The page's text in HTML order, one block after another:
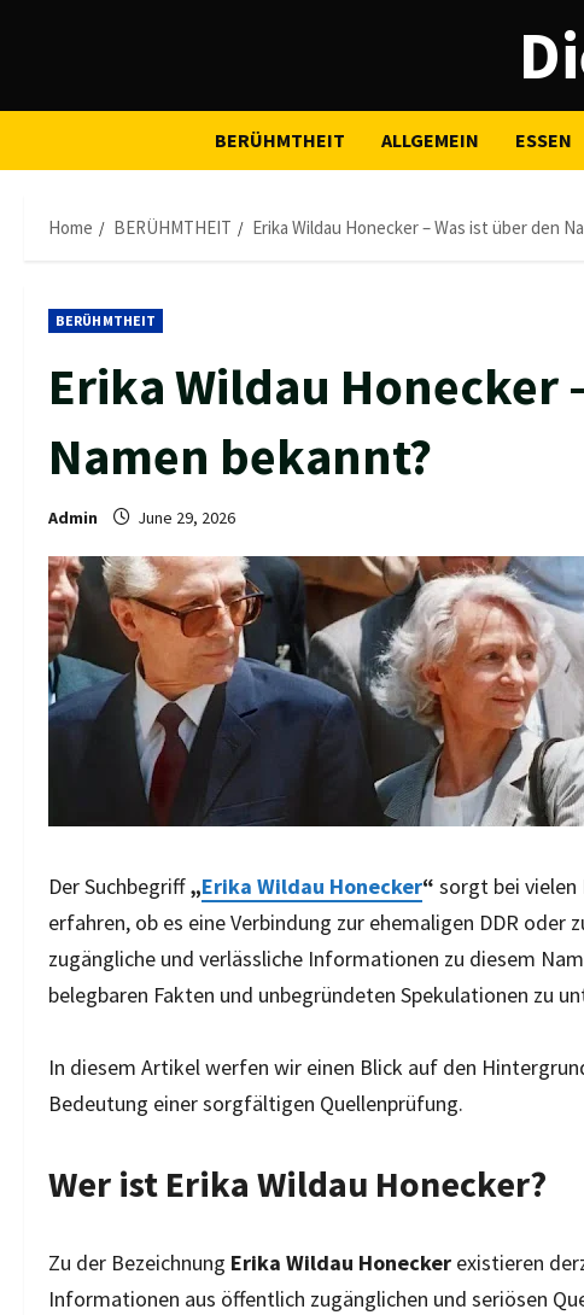
BERÜHMTHEIT ALLGEMEIN ESSEN
Home BERÜHMTHEIT Erika Wildau Honecker – Was ist über den
BERÜHMTHEIT
Erika Wildau Honecker
Namen bekannt?
Admin June 29, 2026
Der Suchbegriff„Erika Wildau Honecker“ sorgt bei
erfahren, ob es eine Verbindung zur ehemaligen DDR
zugängliche und verlässliche Informationen zu diesem
belegbaren Fakten und unbegründeten Spekulationen zu
In diesem Artikel werfen wir einen Blick auf den
Bedeutung einer sorgfältigen Quellenprüfung.
Wer ist Erika Wildau Honecker?
Zu der Bezeichnung Erika Wildau Honecker existieren
Informationen aus öffentlich zugänglichen und seriösen